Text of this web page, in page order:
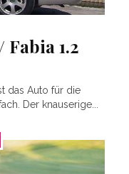
Fabia 1.2
das Auto für die
Der knauserige...